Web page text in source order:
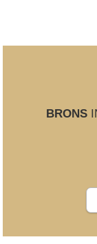
BRONS